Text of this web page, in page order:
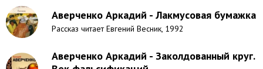
Аверченко Аркадий - Лакмусовая бумажка
Рассказ читает Евгений Весник, 1992
Аверченко Аркадий - Заколдованный круг.